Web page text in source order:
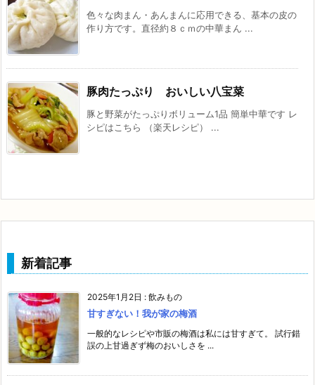
色々な肉まん・あんまんに応用できる、基本の皮の
作り方です。直径約８ｃｍの中華まん ...
豚肉たっぷり おいしい八宝菜
豚と野菜がたっぷりボリューム1品 簡単中華です レ
シピはこちら （楽天レシピ） ...
新着記事
2025年1月2日 : 飲みもの
甘すぎない！我が家の梅酒
一般的なレシピや市販の梅酒は私には甘すぎて。 試行錯
誤の上甘過ぎず梅のおいしさを ...